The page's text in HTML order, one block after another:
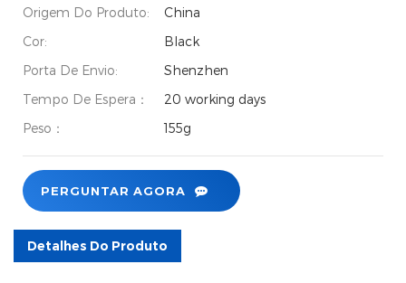
Origem Do Produto:
China
Cor:
Black
Porta De Envio:
Shenzhen
Tempo De Espera：
20 working days
Peso：
155g
PERGUNTAR AGORA
Detalhes Do Produto